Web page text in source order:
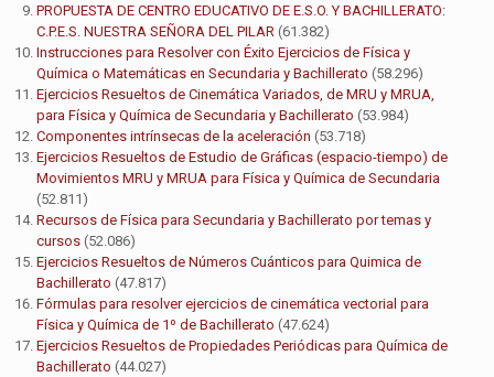
PROPUESTA DE CENTRO EDUCATIVO DE E.S.O. Y BACHILLERATO:
C.P.E.S. NUESTRA SEÑORA DEL PILAR (61.382)
Instrucciones para Resolver con Éxito Ejercicios de Física y
Química o Matemáticas en Secundaria y Bachillerato (58.296)
Ejercicios Resueltos de Cinemática Variados, de MRU y MRUA,
para Física y Química de Secundaria y Bachillerato (53.984)
Componentes intrínsecas de la aceleración (53.718)
Ejercicios Resueltos de Estudio de Gráficas (espacio-tiempo) de
Movimientos MRU y MRUA para Física y Química de Secundaria
(52.811)
Recursos de Física para Secundaria y Bachillerato por temas y
cursos (52.086)
Ejercicios Resueltos de Números Cuánticos para Quimica de
Bachillerato (47.817)
Fórmulas para resolver ejercicios de cinemática vectorial para
Física y Química de 1º de Bachillerato (47.624)
Ejercicios Resueltos de Propiedades Periódicas para Química de
Bachillerato (44.027)